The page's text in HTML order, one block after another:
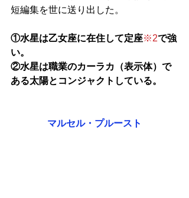
短編集を世に送り出した。
①水星は乙女座に在住して定座※2で強
い。
②水星は職業のカーラカ（表示体）で
ある太陽とコンジャクトしている。
マルセル・プルースト